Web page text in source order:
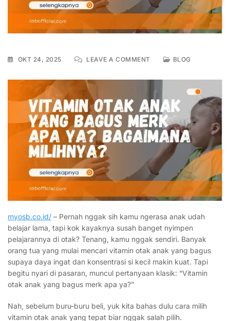
OKT 24, 2025 LEAVE A COMMENT BLOG
myosb.co.id/ – Pernah nggak sih kamu ngerasa anak udah
belajar lama, tapi kok kayaknya susah banget nyimpen
pelajarannya di otak? Tenang, kamu nggak sendiri. Banyak
orang tua yang mulai mencari vitamin otak anak yang bagus
supaya daya ingat dan konsentrasi si kecil makin kuat. Tapi
begitu nyari di pasaran, muncul pertanyaan klasik: “Vitamin
otak anak yang bagus merk apa ya?”
Nah, sebelum buru-buru beli, yuk kita bahas dulu cara milih
vitamin otak anak yang tepat biar nggak salah pilih.